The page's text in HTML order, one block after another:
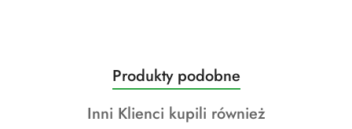
Pomiń karuzelę produktów
Produkty
o
statusie:
Produkty podobne
Produkty
Inni Klienci kupili również